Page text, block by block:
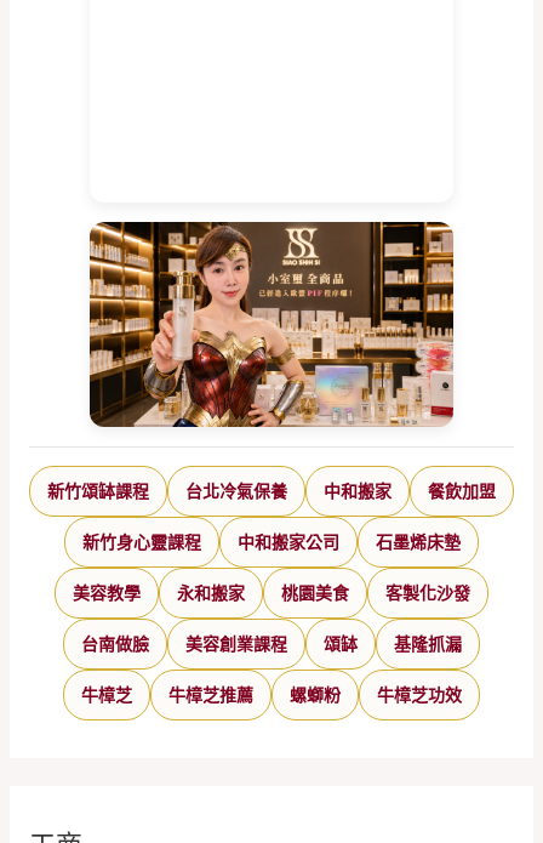
新竹頌缽課程 台北冷氣保養 中和搬家 餐飲加盟
新竹身心靈課程 中和搬家公司 石墨烯床墊
美容教學 永和搬家 桃園美食 客製化沙發
台南做臉 美容創業課程 頌缽 基隆抓漏
牛樟芝 牛樟芝推薦 螺螄粉 牛樟芝功效